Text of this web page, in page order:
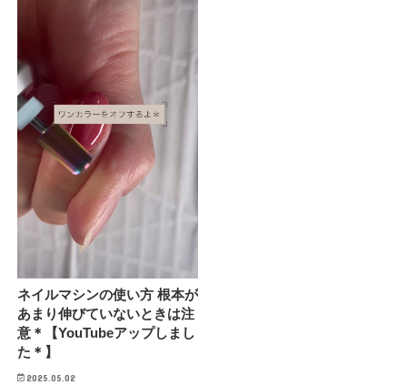
ネイルマシンの使い方 根本が
あまり伸びていないときは注
意＊【YouTubeアップしまし
た＊】
2025.05.02